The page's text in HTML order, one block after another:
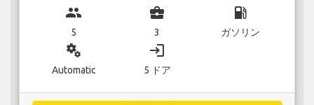
group
5
business_center
3
local_gas_station
ガソリン
miscellaneous_services
Automatic
login
5 ドア